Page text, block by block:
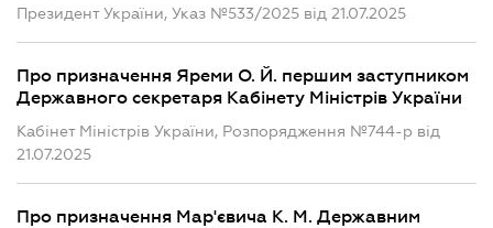
Президент України, Указ №533/2025 від 21.07.2025
Про призначення Яреми О. Й. першим заступником
Державного секретаря Кабінету Міністрів України
Кабінет Міністрів України, Розпорядження №744-р від
21.07.2025
Про призначення Мар'євича К. М. Державним